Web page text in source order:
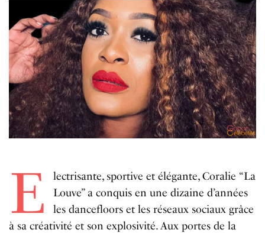
E
lectrisante, sportive et élégante, Coralie “La
Louve” a conquis en une dizaine d’années
les dancefloors et les réseaux sociaux grâce
à sa créativité et son explosivité. Aux portes de la